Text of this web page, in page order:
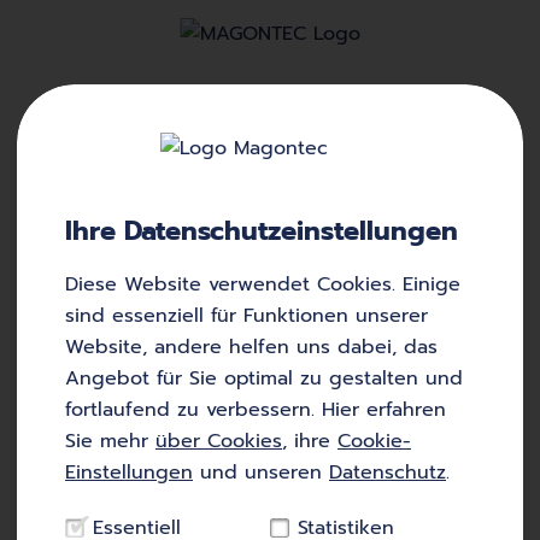
Titananode
Anoden aus Titan mitMischoxid-Beschichtung für
den Einsatz in Fremdstrom systemen.
Zurück zum Glossar Zur Startseite
Ihre Datenschutz­einstellungen
Diese Website verwendet Cookies. Einige
sind essenziell für Funktionen unserer
Website, andere helfen uns dabei, das
Angebot für Sie optimal zu gestalten und
fortlaufend zu verbessern. Hier erfahren
Sie mehr über Cookies, ihre Cookie-
Einstellungen und unseren Datenschutz.
Essentiell
Statistiken